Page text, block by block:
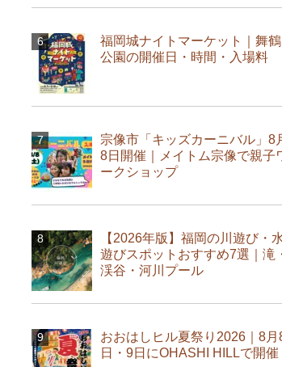
福岡城ナイトマーケット｜舞鶴
公園の開催日・時間・入場料
宗像市「キッズカーニバル」8
8日開催｜メイトム宗像で親子
ークショップ
【2026年版】福岡の川遊び・
遊びスポットおすすめ7選｜滝
渓谷・河川プール
おおはしヒル夏祭り2026｜8月
日・9日にOHASHI HILLで開催